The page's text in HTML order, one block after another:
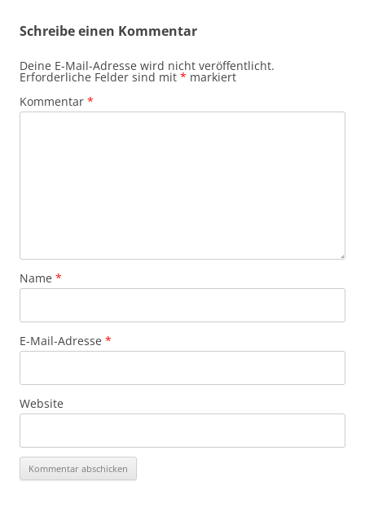
Schreibe einen Kommentar
Deine E-Mail-Adresse wird nicht veröffentlicht.
Erforderliche Felder sind mit * markiert
Kommentar *
Name *
E-Mail-Adresse *
Website